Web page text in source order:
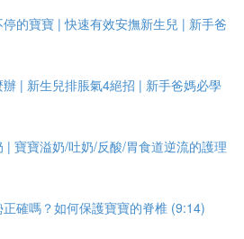
的寶寶 | 快速有效安撫新生兒 | 新手爸
| 新生兒排脹氣4絕招 | 新手爸媽必學
| 寶寶溢奶/吐奶/反酸/胃食道逆流的護理
確嗎？如何保護寶寶的脊椎 (9:14)